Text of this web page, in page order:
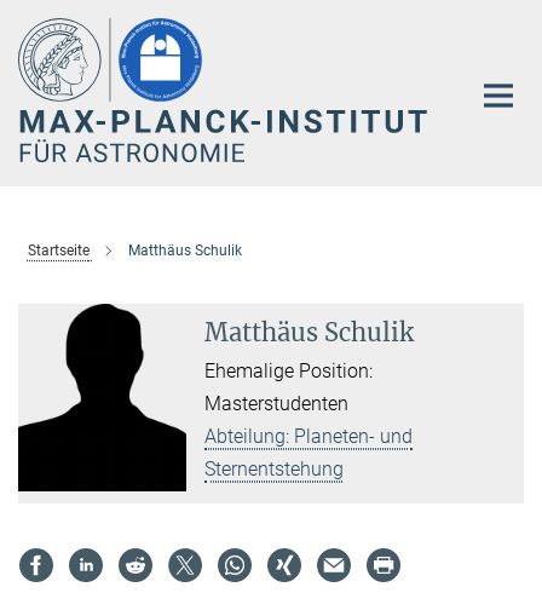
Hauptinhalt
Startseite Matthäus Schulik
Matthäus Schulik
Ehemalige Position:
Masterstudenten
Abteilung: Planeten- und
Sternentstehung